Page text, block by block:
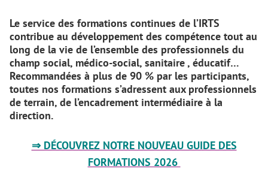
Le service des formations continues de l’IRTS
contribue au développement des compétence tout au
long de la vie de l’ensemble des professionnels du
champ social, médico-social, sanitaire , éducatif…
Recommandées à plus de 90 % par les participants,
toutes nos formations s’adressent aux professionnels
de terrain, de l’encadrement intermédiaire à la
direction.
⇒ DÉCOUVREZ NOTRE NOUVEAU GUIDE DES
FORMATIONS 2026